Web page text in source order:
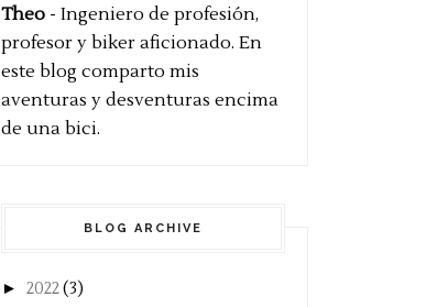
Theo - Ingeniero de profesión,
profesor y biker aficionado. En
este blog comparto mis
aventuras y desventuras encima
de una bici.
BLOG ARCHIVE
► 2022(3)